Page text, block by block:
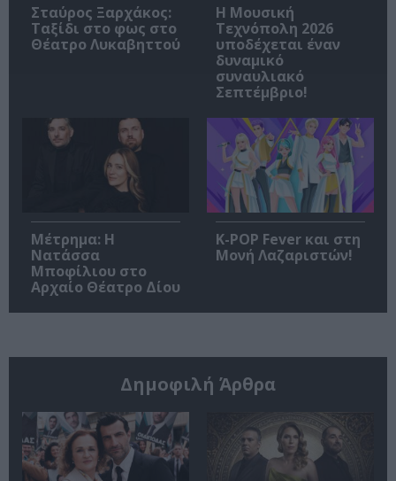
Σταύρος Ξαρχάκος:
Ταξίδι στο φως στο
Θέατρο Λυκαβηττού
Η Μουσική
Τεχνόπολη 2026
υποδέχεται έναν
δυναμικό
συναυλιακό
Σεπτέμβριο!
Μέτρημα: Η
Νατάσσα
Μποφίλιου στο
Αρχαίο Θέατρο Δίου
K-POP Fever και στη
Μονή Λαζαριστών!
Δημοφιλή Άρθρα